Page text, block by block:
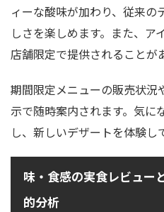
ィーな酸味が加わり、従来の
しさを楽しめます。また、ア
店舗限定で提供されることが
期間限定メニューの販売状況
示で随時案内されます。気に
し、新しいデザートを体験し
味・食感の実食レビュー
的分析